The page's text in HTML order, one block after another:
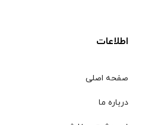
اطلاعات
صفحه اصلی
درباره ما